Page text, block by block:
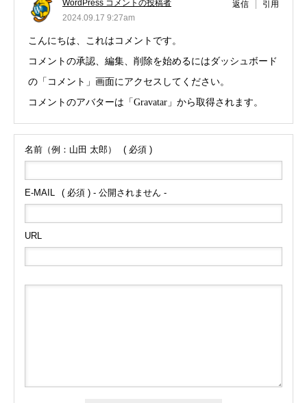
WordPress コメントの投稿者
2024.09.17 9:27am
返信 引用
こんにちは、これはコメントです。
コメントの承認、編集、削除を始めるにはダッシュボード
の「コメント」画面にアクセスしてください。
コメントのアバターは「 Gravatar 」から取得されます。
名前（例：山田 太郎） ( 必須 )
E-MAIL ( 必須 ) - 公開されません -
URL